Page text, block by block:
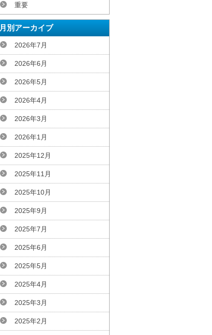
重要
月別アーカイブ
2026年7月
2026年6月
2026年5月
2026年4月
2026年3月
2026年1月
2025年12月
2025年11月
2025年10月
2025年9月
2025年7月
2025年6月
2025年5月
2025年4月
2025年3月
2025年2月